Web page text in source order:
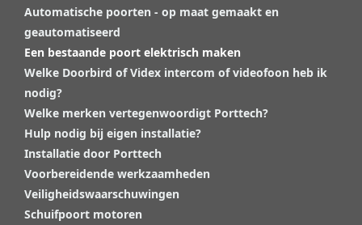
Automatische poorten - op maat gemaakt en
geautomatiseerd
Een bestaande poort elektrisch maken
Welke Doorbird of Videx intercom of videofoon heb ik
nodig?
Welke merken vertegenwoordigt Porttech?
Hulp nodig bij eigen installatie?
Installatie door Porttech
Voorbereidende werkzaamheden
Veiligheidswaarschuwingen
Schuifpoort motoren